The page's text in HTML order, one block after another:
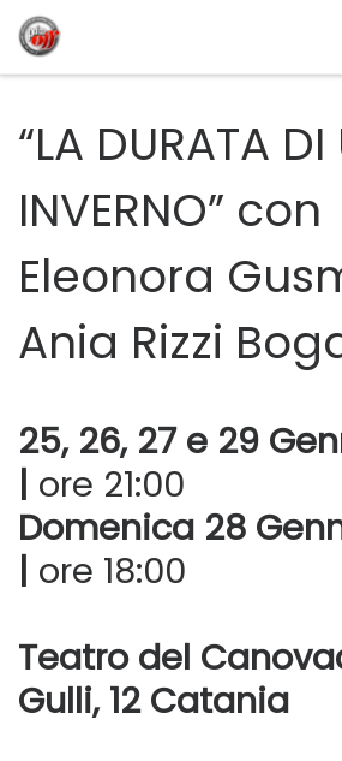
Passa al contenuto
“LA DURATA DI
INVERNO” con
Eleonora
Ania Rizzi
25, 26, 27 e 29
| ore 21:00
Domenica 28
| ore 18:00
Teatro del
Gulli, 12 Catania